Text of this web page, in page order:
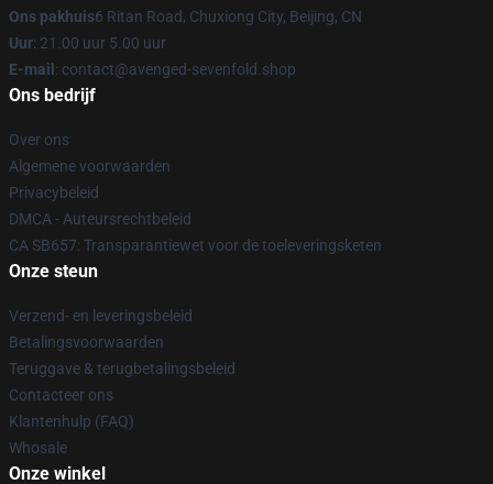
Ons pakhuis6 Ritan Road, Chuxiong City, Beijing, CN
Uur: 21.00 uur 5.00 uur
E-mail : contact@avenged-sevenfold.shop
Ons bedrijf
Over ons
Algemene voorwaarden
Privacybeleid
DMCA - Auteursrechtbeleid
CA SB657: Transparantiewet voor de toeleveringsketen
Onze steun
Verzend- en leveringsbeleid
Betalingsvoorwaarden
Teruggave & terugbetalingsbeleid
Contacteer ons
Klantenhulp (FAQ)
Whosale
Onze winkel